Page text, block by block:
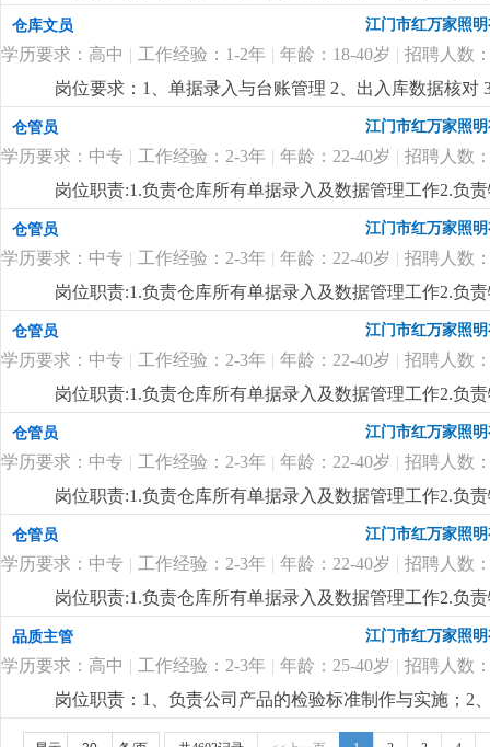
付出精神，人品高尚。更详细...
仓库文员 江门市红万家照
学历要求：高中 | 工作经验：1-2年 | 年龄：18-40岁 | 招聘人数
岗位要求：1、单据录入与台账管理 2、出入库数据核
悉进账、出账、委外流程熟悉的优先录用.熟悉仓库账
仓管员 江门市红万家照
学历要求：中专 | 工作经验：2-3年 | 年龄：22-40岁 | 招聘人数
岗位职责:1.负责仓库所有单据录入及数据管理工作2.负
限，中专及以上学历，18-35岁2.对数据敏感，有责任
细
仓管员 江门市红万家照
学历要求：中专 | 工作经验：2-3年 | 年龄：22-40岁 | 招聘人数
岗位职责:1.负责仓库所有单据录入及数据管理工作2.负
限，中专及以上学历，18-35岁2.对数据敏感，有责任
细
仓管员 江门市红万家照
学历要求：中专 | 工作经验：2-3年 | 年龄：22-40岁 | 招聘人数
岗位职责:1.负责仓库所有单据录入及数据管理工作2.负
限，中专及以上学历，18-35岁2.对数据敏感，有责任
细
仓管员 江门市红万家照
学历要求：中专 | 工作经验：2-3年 | 年龄：22-40岁 | 招聘人数
岗位职责:1.负责仓库所有单据录入及数据管理工作2.负
限，中专及以上学历，18-35岁2.对数据敏感，有责任
细
仓管员 江门市红万家照
学历要求：中专 | 工作经验：2-3年 | 年龄：22-40岁 | 招聘人数
岗位职责:1.负责仓库所有单据录入及数据管理工作2.负
限，中专及以上学历，18-35岁2.对数据敏感，有责任
细
品质主管 江门市红万家照
学历要求：高中 | 工作经验：2-3年 | 年龄：25-40岁 | 招聘人数
岗位职责：1、负责公司产品的检验标准制作与实施；2
与处理，必要时定期与供应商沟通，协助供应商建立完